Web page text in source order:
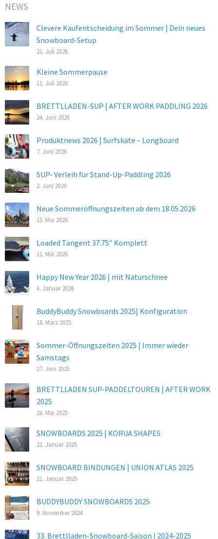
NEWS
Clevere Kaufentscheidung im Sommer | Dein neues
Snowboard-Setup
21. Juli 2026
Kleine Sommerpause
11. Juli 2026
BRETTLLADEN-SUP | AFTER WORK PADDLING 2026
24. Juni 2026
Produktnews 2026 | Surfskate – Longboard
7. Juni 2026
SUP- Verleih für Stand-Up-Paddling 2026
2. Juni 2026
Neue Sommeröffnungszeiten ab dem 18.05.2026
13. Mai 2026
Loaded Tangent 37.75″ Komplett
11. Mai 2026
Happy New Year 2026 | mit Naturschnee
4. Januar 2026
BuddyBuddy Snowboards 2025| Konfiguration
18. März 2025
Sommer-Öffnungszeiten 2025 | Immer wieder
Samstags
27. Juni 2025
BRETTLLADEN SUP-PADDELTOUREN | AFTER WORK
2025
26. Mai 2025
SNOWBOARDS 2025 | KORUA SHAPES
21. Januar 2025
SNOWBOARD BINDUNGEN | UNION ATLAS 2025
21. Januar 2025
BUDDYBUDDY SNOWBOARDS 2025
9. November 2024
33. Brettlladen-Snowboard-Saison | 2024-2025